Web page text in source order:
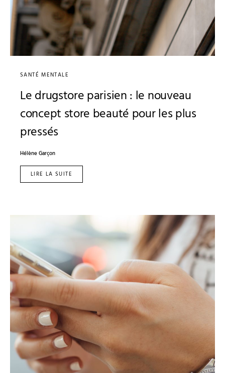
SANTÉ MENTALE
Le drugstore parisien : le nouveau
concept store beauté pour les plus
pressés
Hélène Garçon
LIRE LA SUITE